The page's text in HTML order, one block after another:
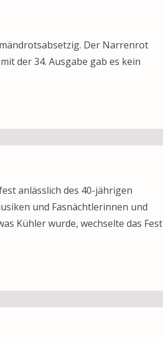
Der Narrenrot
der 34. Ausgabe gab es kein
anlässlich des 40-jährigen
und Fasnächtlerinnen und
Kühler wurde, wechselte das Fest